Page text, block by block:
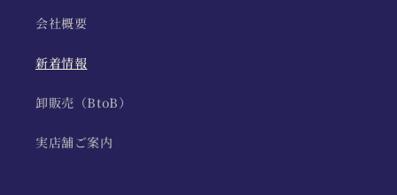
会社概要
新着情報
卸販売（BtoB）
実店舗ご案内